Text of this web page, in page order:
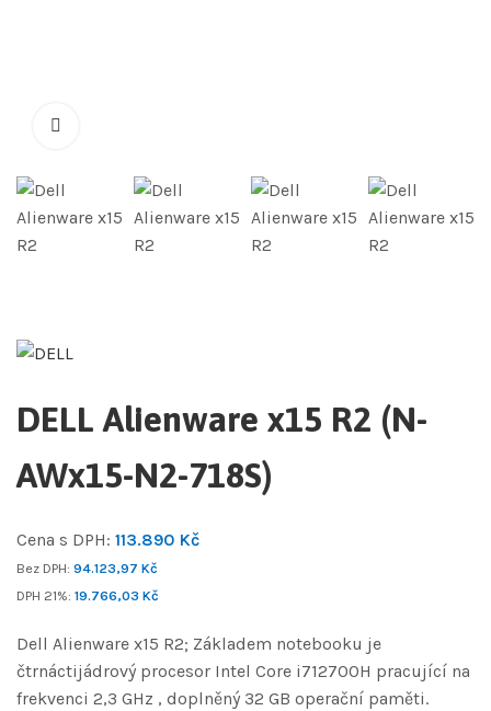
DELL Alienware x15 R2 (N-
AWx15-N2-718S)
Cena s DPH: 113.890 Kč
Bez DPH: 94.123,97 Kč
DPH 21%: 19.766,03 Kč
Dell Alienware x15 R2; Základem notebooku je
čtrnáctijádrový procesor Intel Core i712700H pracující na
frekvenci 2,3 GHz , doplněný 32 GB operační paměti.